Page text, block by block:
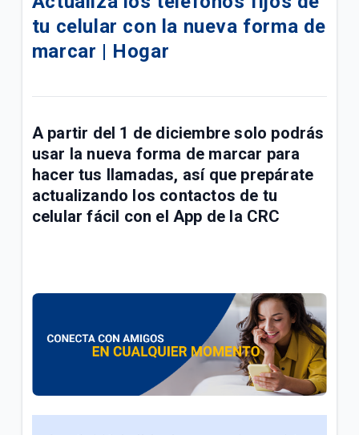
¿Qué hacer si mi línea fija Tigo no tiene tono? |
números fijos con el 60 | Hogar
Servicios especiales y suplementarios para líneas
telefónicas Tigo | Hogar
Todo lo que necesitas saber sobre tu línea fija Tigo
¿Qué es Citofonía Virtual Tigo para edificios? |
Contestador automático en tu servicio de telefonía
tu celular con la nueva forma de
marcar | Hogar
A partir del 1 de diciembre solo podrás
usar la nueva forma de marcar para
hacer tus llamadas, así que prepárate
actualizando los contactos de tu
celular fácil con el App de la CRC